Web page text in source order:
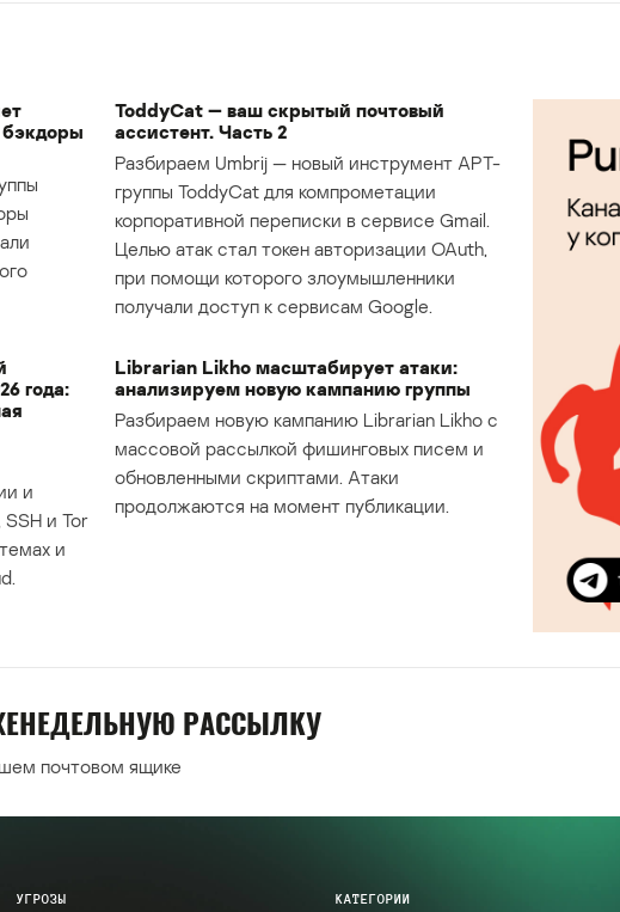
бэкдоры
ToddyCat — ваш скрытый почтовый
ассистент. Часть 2
Разбираем Umbrij — новый инструмент APT-
группы ToddyCat для компрометации
корпоративной переписки в сервисе Gmail.
Целью атак стал токен авторизации OAuth,
при помощи которого злоумышленники
получали доступ к сервисам Google.
года:
и
и Tor
и
Librarian Likho масштабирует атаки:
анализируем новую кампанию группы
Разбираем новую кампанию Librarian Likho с
массовой рассылкой фишинговых писем и
обновленными скриптами. Атаки
продолжаются на момент публикации.
РАССЫЛКУ
почтовом ящике
УГРОЗЫ КАТЕГОРИИ